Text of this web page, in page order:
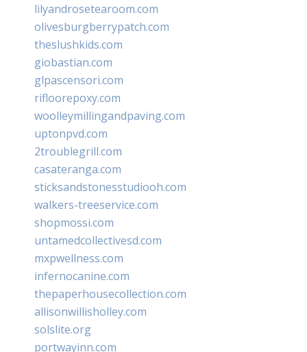
lilyandrosetearoom.com
olivesburgberrypatch.com
theslushkids.com
giobastian.com
glpascensori.com
rifloorepoxy.com
woolleymillingandpaving.com
uptonpvd.com
2troublegrill.com
casateranga.com
sticksandstonesstudiooh.com
walkers-treeservice.com
shopmossi.com
untamedcollectivesd.com
mxpwellness.com
infernocanine.com
thepaperhousecollection.com
allisonwillisholley.com
solslite.org
portwayinn.com